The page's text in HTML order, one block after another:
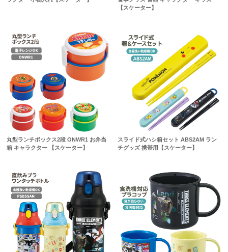
【スケーター】
丸型ランチボックス2段 ONWR1 お弁当
箱 キャラクター 【スケーター】
スライド式ハシ箱セット ABS2AM ラン
チグッズ 携帯用【スケーター】